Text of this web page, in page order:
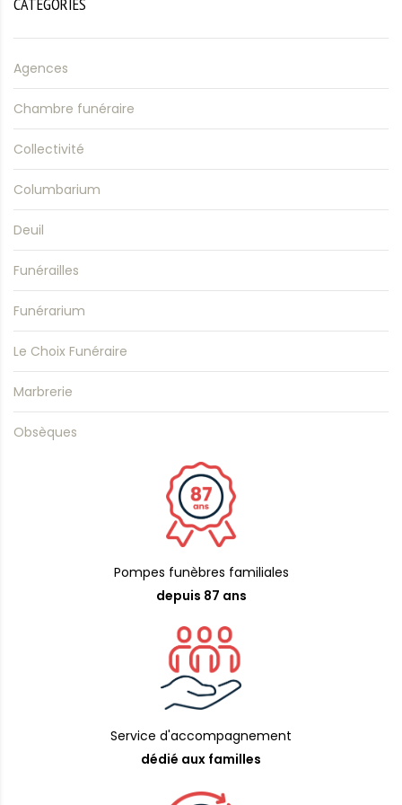
Agences
Chambre funéraire
Collectivité
Columbarium
Deuil
Funérailles
Funérarium
Le Choix Funéraire
Marbrerie
Obsèques
Pompes funèbres familiales
depuis 87 ans
Service d'accompagnement
dédié aux familles